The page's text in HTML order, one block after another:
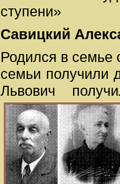
ступени»
Савицкий
Родился в семье
семьи получили
Львович